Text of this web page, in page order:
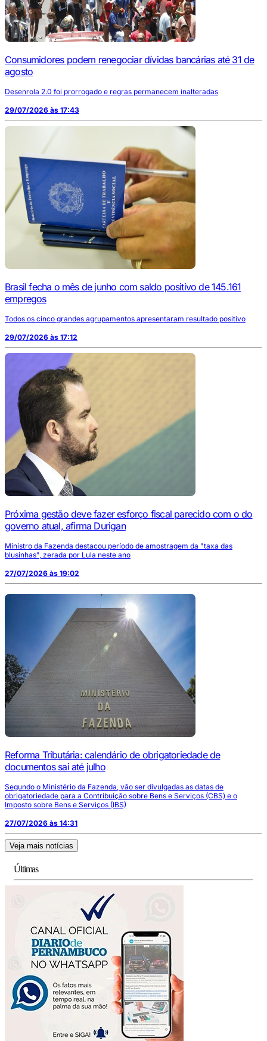
Consumidores podem renegociar dívidas bancárias até 31 de
agosto
Desenrola 2.0 foi prorrogado e regras permanecem inalteradas
29/07/2026 às 17:43
Brasil fecha o mês de junho com saldo positivo de 145.161
empregos
Todos os cinco grandes agrupamentos apresentaram resultado positivo
29/07/2026 às 17:12
Próxima gestão deve fazer esforço fiscal parecido com o do
governo atual, afirma Durigan
Ministro da Fazenda destacou período de amostragem da "taxa das
blusinhas", zerada por Lula neste ano
27/07/2026 às 19:02
Reforma Tributária: calendário de obrigatoriedade de
documentos sai até julho
Segundo o Ministério da Fazenda, vão ser divulgadas as datas de
obrigatoriedade para a Contribuição sobre Bens e Serviços (CBS) e o
Imposto sobre Bens e Serviços (IBS)
27/07/2026 às 14:31
Veja mais notícias
Últimas